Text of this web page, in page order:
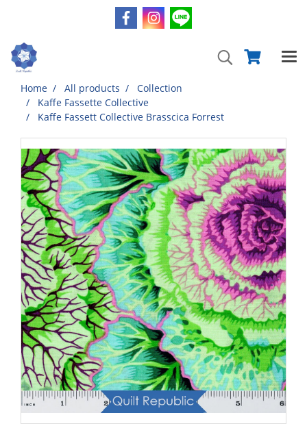
Home All products
Collection
Kaffe Fassette Collective
Kaffe Fassett Collective Brasscica Forrest